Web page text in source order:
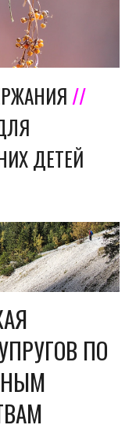
//
ДЕТЕЙ
ПО